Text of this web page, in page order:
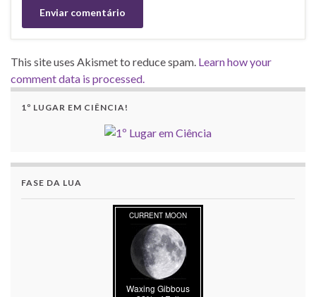
This site uses Akismet to reduce spam. Learn how your
comment data is processed.
1º LUGAR EM CIÊNCIA!
FASE DA LUA